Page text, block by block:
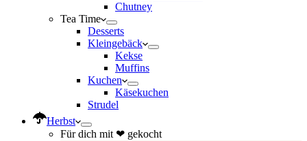
Chutney
Tea Time
Desserts
Kleingebäck
Kekse
Muffins
Kuchen
Käsekuchen
Strudel
Herbst
Für dich mit ❤ gekocht